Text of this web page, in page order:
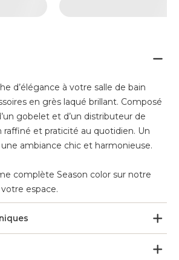
d’élégance à votre salle de bain
en grès laqué brillant. Composé
gobelet et d’un distributeur de
raffiné et praticité au quotidien. Un
ambiance chic et harmonieuse.
complète Season color sur notre
espace.